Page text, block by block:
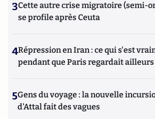
3Cette autre crise migratoire (semi-
se profile après Ceuta
4Répression en Iran : ce qui s'est
pendant que Paris regardait ailleurs
5Gens du voyage : la nouvelle
d'Attal fait des vagues